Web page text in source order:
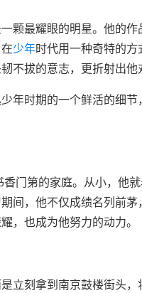
颗最耀眼的明星。他的作
少年时代用一种奇特的
不拔的意志，更折射出他
年时期的一个鲜活的细
门第的家庭。从小，他
间，他不仅成绩名列前
，也成为他努力的动力。
立刻拿到南京鼓楼街头